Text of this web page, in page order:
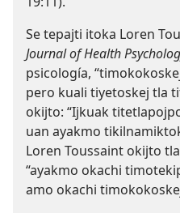
Se tepajti itoka Loren
Journal of Health
psicología,
pero kuali tiyetoskej tla
okijto: “Ijkuak
uan ayakmo
Loren Toussaint okijto
“ayakmo okachi
amo okachi